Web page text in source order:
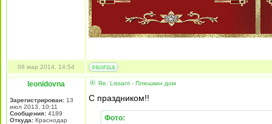
08 мар 2014, 14:54
leonidovna
Зарегистрирован: 13
июл 2013, 10:11
Сообщения: 4189
Откуда: Краснодар
Re: Lissant - Плюшкин дом
С праздником!!
Фото: